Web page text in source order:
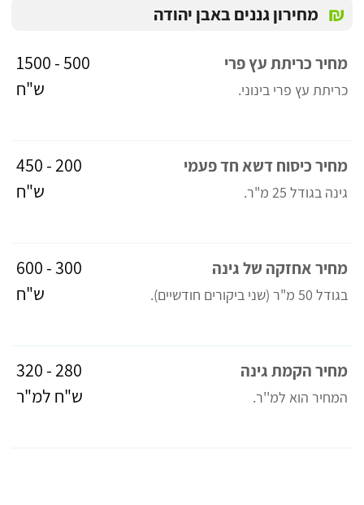
₪ מחירון גננים באבן יהודה
מחיר כריתת עץ פרי
כריתת עץ פרי בינוני.
500 - 1500
ש"ח
מחיר כיסוח דשא חד פעמי
גינה בגודל 25 מ"ר.
200 - 450
ש"ח
מחיר אחזקה של גינה
בגודל 50 מ"ר (שני ביקורים חודשיים) .
300 - 600
ש"ח
מחיר הקמת גינה
המחיר הוא למ''ר.
280 - 320
ש"ח למ"ר